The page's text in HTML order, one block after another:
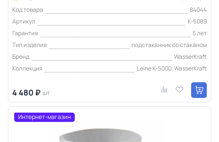
Код товара
84044
Артикул
K-5089
Гарантия
5 лет
Тип изделия
подстаканник со стаканом
Бренд
WasserKraft
Коллекция
Leine K-5000, WasserKraft
4 480 ₽ шт
Интернет-магазин